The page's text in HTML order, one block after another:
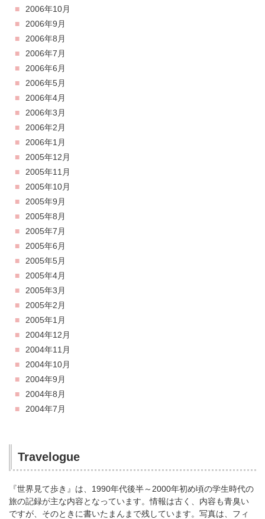
2006年10月
2006年9月
2006年8月
2006年7月
2006年6月
2006年5月
2006年4月
2006年3月
2006年2月
2006年1月
2005年12月
2005年11月
2005年10月
2005年9月
2005年8月
2005年7月
2005年6月
2005年5月
2005年4月
2005年3月
2005年2月
2005年1月
2004年12月
2004年11月
2004年10月
2004年9月
2004年8月
2004年7月
Travelogue
『世界見て歩き』は、1990年代後半～2000年初め頃の学生時代の
旅の記録が主な内容となっています。情報は古く、内容も青臭い
ですが、そのときに書いたまんまで残しています。写真は、フィ